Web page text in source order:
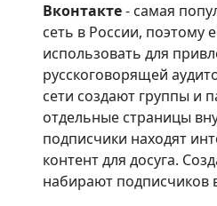
Вконтакте- самая
сеть в России, поэтому
использовать для
русскоговорящей
сети создают группы и
отдельные страницы
подписчики находят
контент для досуга.
набирают подписчиков